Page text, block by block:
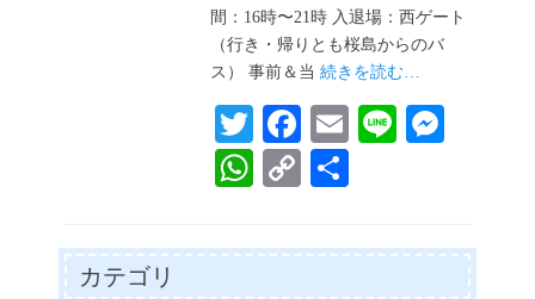
間：16時〜21時 入退場：西ゲート
（行き・帰りとも桜島からのバ
ス） 事前＆当続きを読む…
T
wi
tte
r
Fa
ce
bo
ok
E
Li
ng
er
W
ts
C
y
カテゴリ